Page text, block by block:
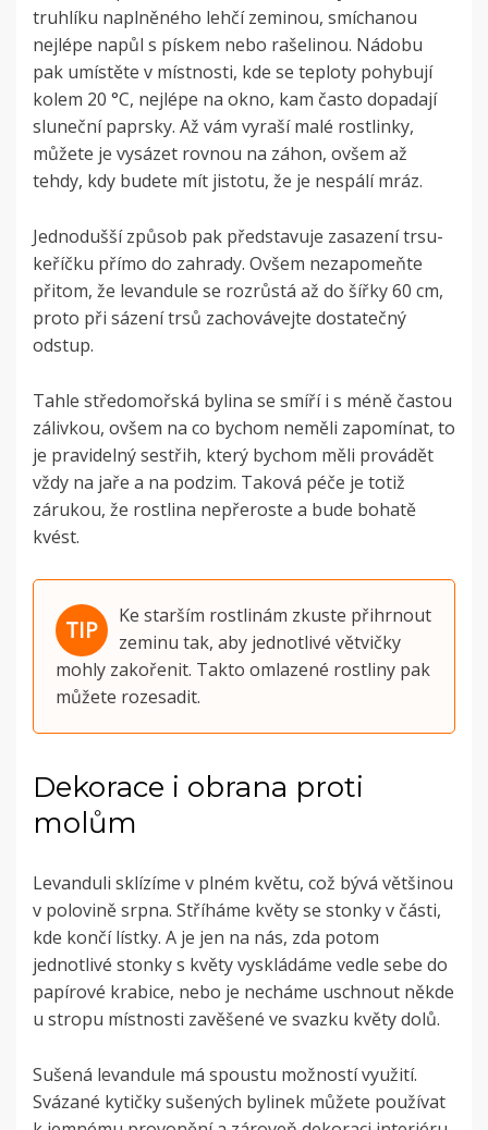
truhlíku naplněného lehčí zeminou, smíchanou
nejlépe napůl s pískem nebo rašelinou. Nádobu
pak umístěte v místnosti, kde se teploty pohybují
kolem 20 °C, nejlépe na okno, kam často dopadají
sluneční paprsky. Až vám vyraší malé rostlinky,
můžete je vysázet rovnou na záhon, ovšem až
tehdy, kdy budete mít jistotu, že je nespálí mráz.
Jednodušší způsob pak představuje zasazení trsu-
keříčku přímo do zahrady. Ovšem nezapomeňte
přitom, že levandule se rozrůstá až do šířky 60 cm,
proto při sázení trsů zachovávejte dostatečný
odstup.
Tahle středomořská bylina se smíří i s méně častou
zálivkou, ovšem na co bychom neměli zapomínat, to
je pravidelný sestřih, který bychom měli provádět
vždy na jaře a na podzim. Taková péče je totiž
zárukou, že rostlina nepřeroste a bude bohatě
kvést.
Ke starším rostlinám zkuste přihrnout
zeminu tak, aby jednotlivé větvičky
mohly zakořenit. Takto omlazené rostliny pak
můžete rozesadit.
Dekorace i obrana proti
molům
Levanduli sklízíme v plném květu, což bývá většinou
v polovině srpna. Stříháme květy se stonky v části,
kde končí lístky. A je jen na nás, zda potom
jednotlivé stonky s květy vyskládáme vedle sebe do
papírové krabice, nebo je necháme uschnout někde
u stropu místnosti zavěšené ve svazku květy dolů.
Sušená levandule má spoustu možností využití.
Svázané kytičky sušených bylinek můžete používat